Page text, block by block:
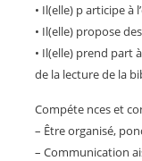
• Il(elle) p articipe à
• Il(elle) propose
• Il(elle) prend part
de la lecture de la
Compéte nces et
– Être organisé,
– Communication